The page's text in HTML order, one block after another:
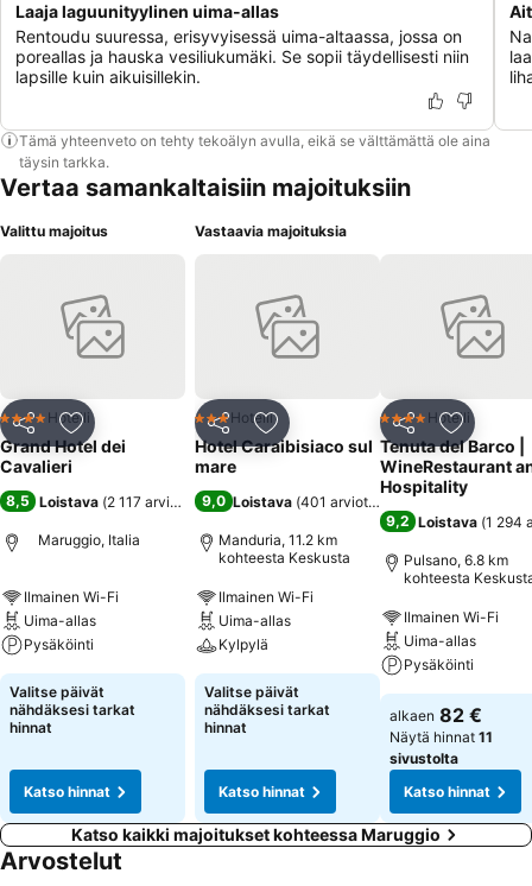
Laaja laguunityylinen uima-allas
Rentoudu suuressa, erisyvyisessä uima-altaassa, jossa on
poreallas ja hauska vesiliukumäki. Se sopii täydellisesti niin
lapsille kuin aikuisillekin.
Tämä yhteenveto on tehty tekoälyn avulla, eikä se välttämättä ole aina
täysin tarkka.
Vertaa samankaltaisiin majoituksiin
Valittu majoitus
Jaa Lisää suosikkeihin
4 Tähtiluokitus
Hotelli
Grand Hotel dei
Cavalieri
8,5 Loistava (2 117 arviota )
Maruggio, Italia
Ilmainen Wi-Fi
Uima-allas
Pysäköinti
Valitse päivät
nähdäksesi tarkat
hinnat
Katso hinnat
Vastaavia majoituksia
Jaa Lisää suosikkeihin
3 Tähtiluokitus
Hotelli
Hotel Caraibisiaco sul
mare
9,0 Loistava (401 arviota)
Manduria, 11.2 km
kohteesta Keskusta
Ilmainen Wi-Fi
Uima-allas
Kylpylä
Valitse päivät
nähdäksesi tarkat
hinnat
Katso hinnat
Jaa Lisää
4 Tähtiluokitus
Hotelli
Tenuta del Barco |
WineRestaurant
Hospitality
9,2 Loistava (1 294
Pulsano, 6.8 km
kohteesta
Ilmainen Wi-Fi
Uima-allas
Pysäköinti
alkaen 82 €
Näytä hinnat 11
sivustolta
Katso hinnat
Katso kaikki majoitukset kohteessa Maruggio
Arvostelut